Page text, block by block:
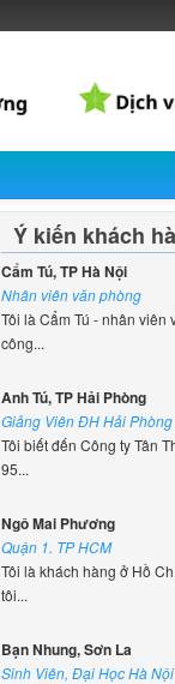
Ý kiến khách
Cẩm Tú, TP Hà Nội
Nhân viên văn phòng
Tôi là Cẩm Tú - nhân viên
công...
Anh Tú, TP Hải Phòng
Giảng Viên ĐH Hải Phòng
Tôi biết đến Công ty Tân
95...
Ngô Mai Phương
Quận 1. TP HCM
Tôi là khách hàng ở Hồ
tôi...
Bạn Nhung, Sơn La
Sinh Viên, Đại Học Hà Nội